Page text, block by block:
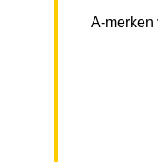
A-merken